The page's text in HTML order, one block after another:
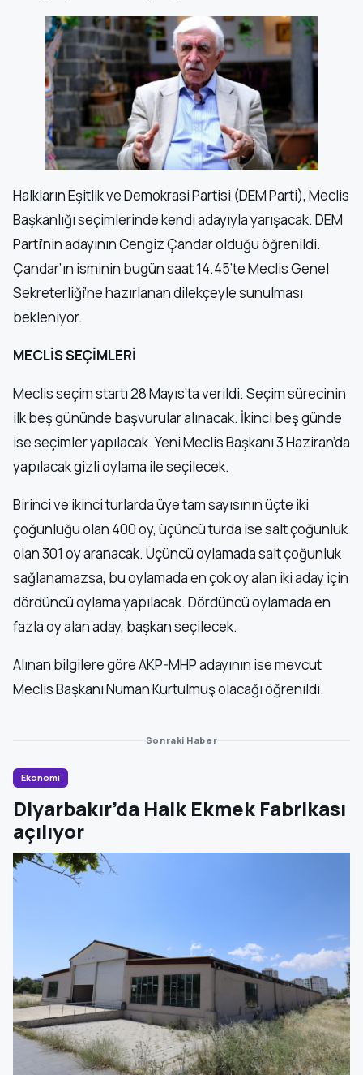
Halkların Eşitlik ve Demokrasi Partisi (DEM Parti), Meclis
Başkanlığı seçimlerinde kendi adayıyla yarışacak. DEM
Parti’nin adayının Cengiz Çandar olduğu öğrenildi.
Çandar’ın isminin bugün saat 14.45’te Meclis Genel
Sekreterliği’ne hazırlanan dilekçeyle sunulması
bekleniyor.
MECLİS SEÇİMLERİ
Meclis seçim startı 28 Mayıs’ta verildi. Seçim sürecinin
ilk beş gününde başvurular alınacak. İkinci beş günde
ise seçimler yapılacak. Yeni Meclis Başkanı 3 Haziran’da
yapılacak gizli oylama ile seçilecek.
Birinci ve ikinci turlarda üye tam sayısının üçte iki
çoğunluğu olan 400 oy, üçüncü turda ise salt çoğunluk
olan 301 oy aranacak. Üçüncü oylamada salt çoğunluk
sağlanamazsa, bu oylamada en çok oy alan iki aday için
dördüncü oylama yapılacak. Dördüncü oylamada en
fazla oy alan aday, başkan seçilecek.
Alınan bilgilere göre AKP-MHP adayının ise mevcut
Meclis Başkanı Numan Kurtulmuş olacağı öğrenildi.
Sonraki Haber
Ekonomi
Diyarbakır’da Halk Ekmek Fabrikası
açılıyor